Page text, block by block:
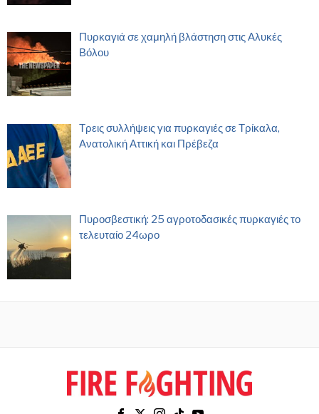
Πυρκαγιά σε χαμηλή βλάστηση στις Αλυκές
Βόλου
Τρεις συλλήψεις για πυρκαγιές σε Τρίκαλα,
Ανατολική Αττική και Πρέβεζα
Πυροσβεστική: 25 αγροτοδασικές πυρκαγιές το
τελευταίο 24ωρο